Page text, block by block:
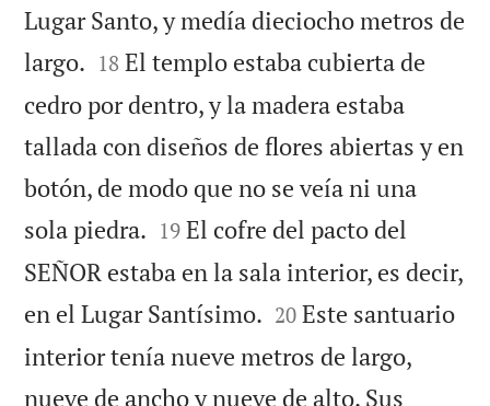
Lugar Santo, y medía dieciocho metros de
largo. 

18 El templo estaba cubierta de
cedro por dentro, y la madera estaba
tallada con diseños de flores abiertas y en
botón, de modo que no se veía ni una
sola piedra. 

19 El cofre del pacto del
SEÑOR estaba en la sala interior, es decir,
en el Lugar Santísimo. 

20 Este santuario
interior tenía nueve metros de largo,
nueve de ancho y nueve de alto. Sus